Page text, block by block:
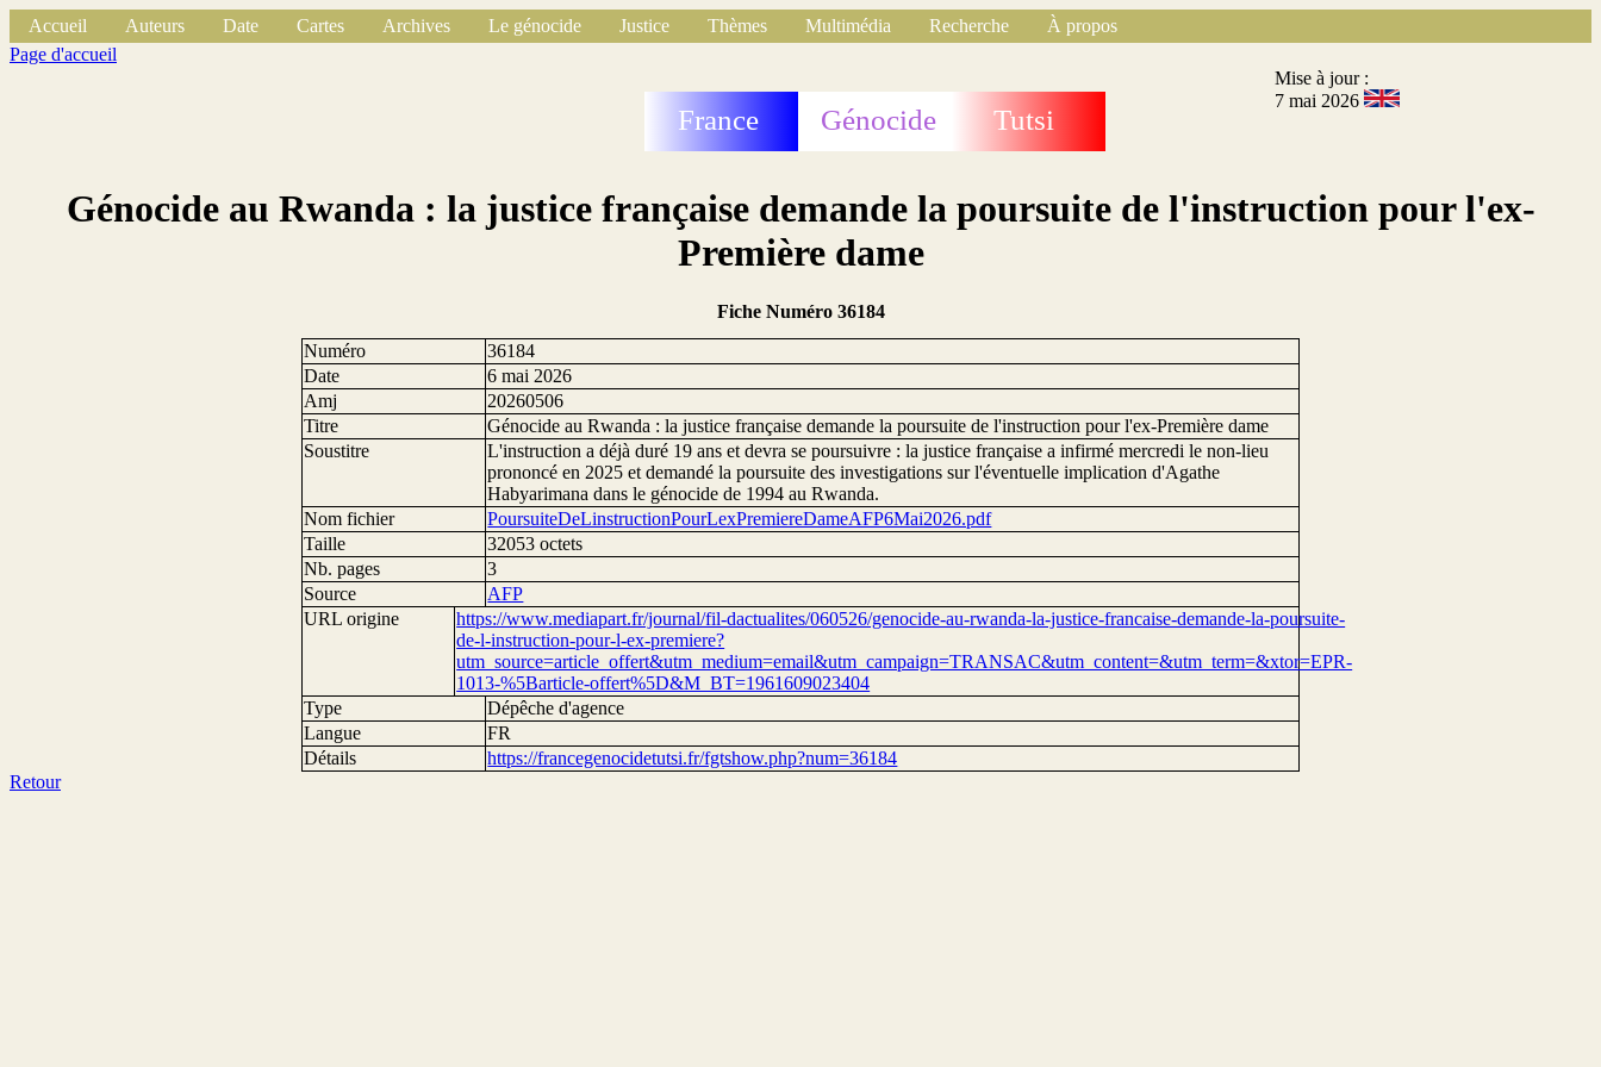
Accueil Auteurs Date Cartes Archives Le génocide Justice Thèmes Multimédia Recherche
À propos
Page d'accueil
France Génocide Tutsi
Mise à jour :
7 mai 2026
Génocide au Rwanda : la justice française demande la poursuite de l'instruction pour l'ex-
Première dame
Fiche Numéro 36184
Numéro
36184
Date
6 mai 2026
Amj
20260506
Titre
Génocide au Rwanda : la justice française demande la poursuite de l'instruction pour l'ex-Première dame
Soustitre
L'instruction a déjà duré 19 ans et devra se poursuivre : la justice française a infirmé mercredi le non-lieu
prononcé en 2025 et demandé la poursuite des investigations sur l'éventuelle implication d'Agathe
Habyarimana dans le génocide de 1994 au Rwanda.
Nom fichier
PoursuiteDeLinstructionPourLexPremiereDameAFP6Mai2026.pdf
Taille
32053 octets
Nb. pages
3
Source
AFP
URL origine
https://www.mediapart.fr/journal/fil-dactualites/060526/genocide-au-rwanda-la-justice-francaise-demande-la-poursuite-
de-l-instruction-pour-l-ex-premiere?
utm_source=article_offert&utm_medium=email&utm_campaign=TRANSAC&utm_content=&utm_term=&xtor=EPR-
1013-%5Barticle-offert%5D&M_BT=1961609023404
Type
Dépêche d'agence
Langue
FR
Détails
https://francegenocidetutsi.fr/fgtshow.php?num=36184
Retour